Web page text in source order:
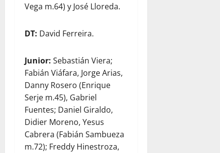
Vega m.64) y José Lloreda.
DT: David Ferreira.
Junior: Sebastián Viera;
Fabián Viáfara, Jorge Arias,
Danny Rosero (Enrique
Serje m.45), Gabriel
Fuentes; Daniel Giraldo,
Didier Moreno, Yesus
Cabrera (Fabián Sambueza
m.72); Freddy Hinestroza,